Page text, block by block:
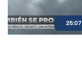
25:07